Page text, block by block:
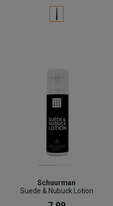
Schuurman
Suede & Nubuck Lotion